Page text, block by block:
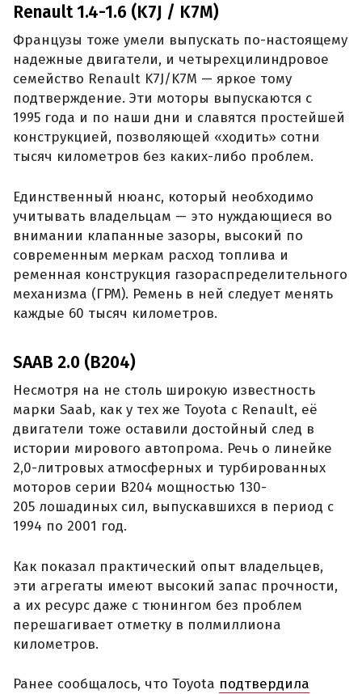
Renault 1.4-1.6 (K7J / K7M)
Французы тоже умели выпускать по-настоящему
надежные двигатели, и четырехцилиндровое
семейство Renault K7J/K7M — яркое тому
подтверждение. Эти моторы выпускаются с
1995 года и по наши дни и славятся простейшей
конструкцией, позволяющей «ходить» сотни
тысяч километров без каких-либо проблем.
Единственный нюанс, который необходимо
учитывать владельцам — это нуждающиеся во
внимании клапанные зазоры, высокий по
современным меркам расход топлива и
ременная конструкция газораспределительного
механизма (ГРМ). Ремень в ней следует менять
каждые 60 тысяч километров.
SAAB 2.0 (B204)
Несмотря на не столь широкую известность
марки Saab, как у тех же Toyota с Renault, её
двигатели тоже оставили достойный след в
истории мирового автопрома. Речь о линейке
2,0-литровых атмосферных и турбированных
моторов серии B204 мощностью 130-
205 лошадиных сил, выпускавшихся в период с
1994 по 2001 год.
Как показал практический опыт владельцев,
эти агрегаты имеют высокий запас прочности,
а их ресурс даже с тюнингом без проблем
перешагивает отметку в полмиллиона
километров.
Ранее сообщалось, что Toyota подтвердила